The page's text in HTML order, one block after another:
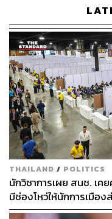
THAILAND / POLITICS
นักวิชาการเผย สนช. เค
มีช่องโหว่ให้นักการเมือ
ล้านยึดประเทศได้